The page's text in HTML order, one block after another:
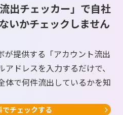
出チェッカー」で自社
いかチェックしません
が提供する「アカウント流出
ドレスを入力するだけで、
体で何件流出しているかを知
でチェックする